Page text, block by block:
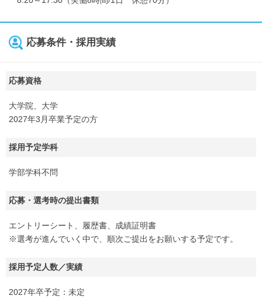
応募条件・採用実績
応募資格
大学院、大学
2027年3月卒業予定の方
採用予定学科
学部学科不問
応募・選考時の提出書類
エントリーシート、履歴書、成績証明書
※選考が進んでいく中で、順次ご提出をお願いする予定です。
採用予定人数／実績
2027年卒予定：未定